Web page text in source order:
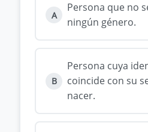
A
Persona que no
ningún género.
B
Persona cuya
coincide con su
nacer.